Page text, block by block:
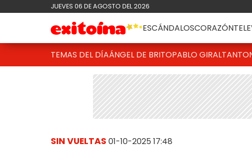
JUEVES 06 DE AGOSTO DEL 2026
ESCÁNDALOSCORAZÓN
TEMAS DEL DÍAÁNGEL DE BRITOPABLO GIRALT
SIN VUELTAS 01-10-2025 17:48